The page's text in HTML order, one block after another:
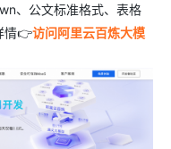
、公文标准格式、表格
情👉访问阿里云百炼大模